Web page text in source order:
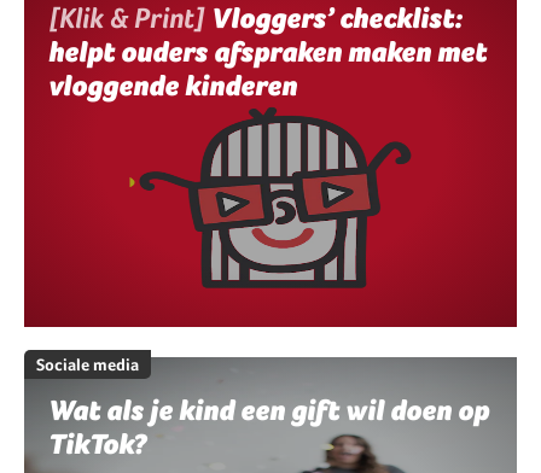
[Klik & Print] Vloggers’ checklist:
helpt ouders afspraken maken met
vloggende kinderen
Sociale media
Wat als je kind een gift wil doen op
TikTok?